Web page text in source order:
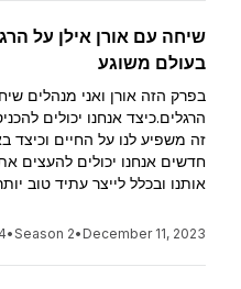
שיחה עם אורן אילן על
בעולם משוגע
בפרק הזה אורן ואני מנהלים
הרגלים.כיצד אנחנו יכולים
זה משפיע לנו על החיים וכיצד
חדשים אנחנו יכולים להעצים
אותנו ובכלל לייצר עתיד טוב
December 11, 2023
•
Season 2
•